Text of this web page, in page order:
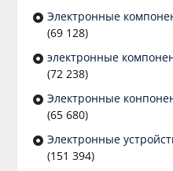
Электронные
(69 128)
электронные
(72 238)
Электронные
(65 680)
Электронные
(151 394)